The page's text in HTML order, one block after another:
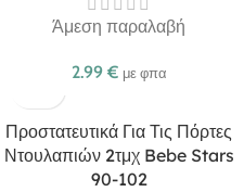
Άμεση παραλαβή
2.99 € με φπα
Προστατευτικά Για Τις Πόρτες
Ντουλαπιών 2τμχ Bebe Stars
90-102